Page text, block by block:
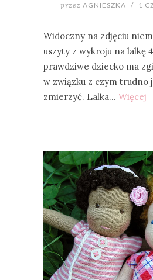
przez AGNIESZKA / 1
Widoczny na zdjęciu
uszyty z wykroju na lalkę
prawdziwe dziecko ma
w związku z czym trudno
zmierzyć. Lalka… Więcej